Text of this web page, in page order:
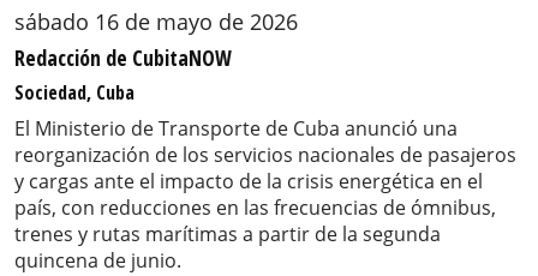
sábado 16 de mayo de 2026
Redacción de CubitaNOW
Sociedad, Cuba
El Ministerio de Transporte de Cuba anunció una
reorganización de los servicios nacionales de pasajeros
y cargas ante el impacto de la crisis energética en el
país, con reducciones en las frecuencias de ómnibus,
trenes y rutas marítimas a partir de la segunda
quincena de junio.